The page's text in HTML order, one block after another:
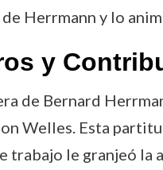
Herrmann y lo
y
de Bernard
Welles. Esta
trabajo le granjeó la